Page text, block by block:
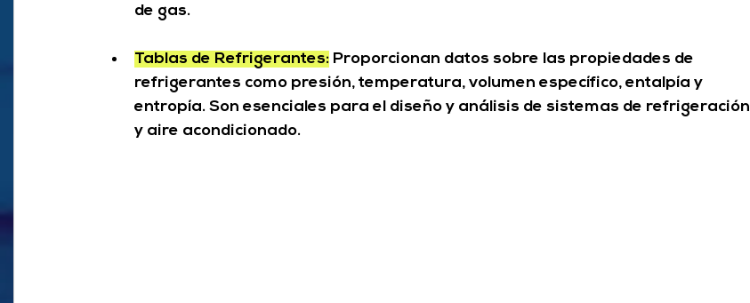
de gas.
Tablas de Refrigerantes: Proporcionan datos sobre las propiedades de
refrigerantes como presión, temperatura, volumen específico, entalpía y
entropía. Son esenciales para el diseño y análisis de sistemas de refrigeración
y aire acondicionado.